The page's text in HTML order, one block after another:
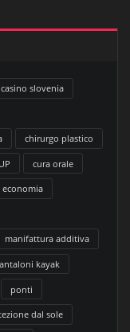
casino slovenia
chirurgo plastico
cura orale
economia
manifattura additiva
kayak
ponti
dal sole